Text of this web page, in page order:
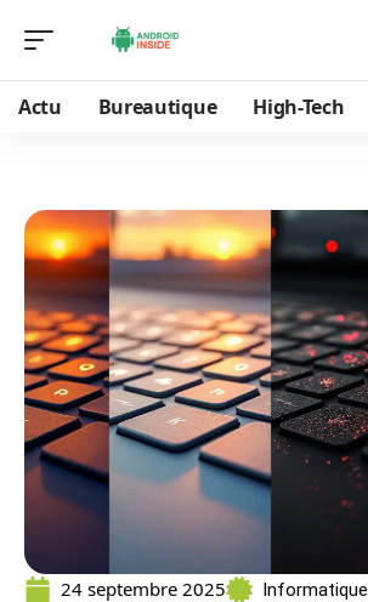
Actu Bureautique High-Tech
24 septembre 2025 Informatique